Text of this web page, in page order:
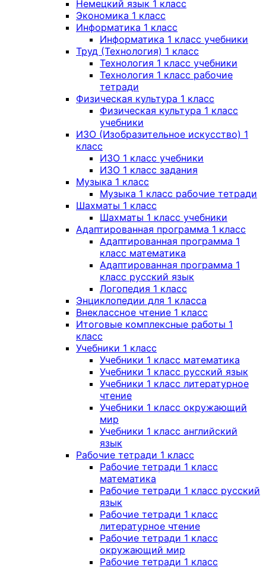
Немецкий язык 1 класс
Экономика 1 класс
Информатика 1 класс
Информатика 1 класс учебники
Труд (Технология) 1 класс
Технология 1 класс учебники
Технология 1 класс рабочие
тетради
Физическая культура 1 класс
Физическая культура 1 класс
учебники
ИЗО (Изобразительное искусство) 1
класс
ИЗО 1 класс учебники
ИЗО 1 класс задания
Музыка 1 класс
Музыка 1 класс рабочие тетради
Шахматы 1 класс
Шахматы 1 класс учебники
Адаптированная программа 1 класс
Адаптированная программа 1
класс математика
Адаптированная программа 1
класс русский язык
Логопедия 1 класс
Энциклопедии для 1 класса
Внеклассное чтение 1 класс
Итоговые комплексные работы 1
класс
Учебники 1 класс
Учебники 1 класс математика
Учебники 1 класс русский язык
Учебники 1 класс литературное
чтение
Учебники 1 класс окружающий
мир
Учебники 1 класс английский
язык
Рабочие тетради 1 класс
Рабочие тетради 1 класс
математика
Рабочие тетради 1 класс русский
язык
Рабочие тетради 1 класс
литературное чтение
Рабочие тетради 1 класс
окружающий мир
Рабочие тетради 1 класс